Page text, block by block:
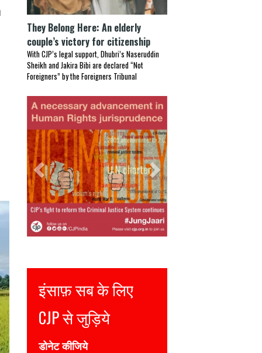
They Belong Here: An elderly
couple’s victory for citizenship
With CJP’s legal support, Dhubri’s Naseruddin
Sheikh and Jakira Bibi are declared “Not
Foreigners” by the Foreigners Tribunal
Previous Next
Justice for all
Join CJP
DONATE NOW